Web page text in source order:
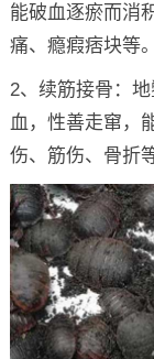
能破血逐瘀而消
痛、瘾瘕痞块等。
2、续筋接骨：
血，性善走窜，
伤、筋伤、骨折等